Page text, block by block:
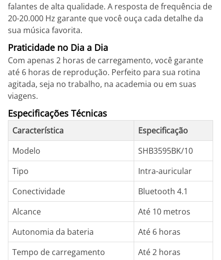
falantes de alta qualidade. A resposta de frequência de
20-20.000 Hz garante que você ouça cada detalhe da
sua música favorita.
Praticidade no Dia a Dia
Com apenas 2 horas de carregamento, você garante
até 6 horas de reprodução. Perfeito para sua rotina
agitada, seja no trabalho, na academia ou em suas
viagens.
Especificações Técnicas
Característica
Especificação
Modelo
SHB3595BK/10
Tipo
Intra-auricular
Conectividade
Bluetooth 4.1
Alcance
Até 10 metros
Autonomia da bateria
Até 6 horas
Tempo de carregamento
Até 2 horas